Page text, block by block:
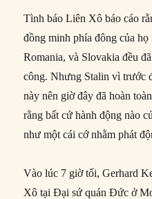
Tình báo Liên Xô báo cáo
đồng minh phía đông của
Romania, và Slovakia đều
công. Nhưng Stalin vì trước
này nên giờ đây đã hoàn
rằng bất cứ hành động nào
như một cái cớ nhằm phát
Vào lúc 7 giờ tối, Gerhard
Xô tại Đại sứ quán Đức ở